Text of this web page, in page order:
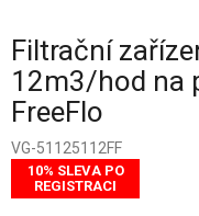
Filtrační
12m3/hod na
FreeFlo
VG-51125112FF
10% SLEVA PO
REGISTRACI